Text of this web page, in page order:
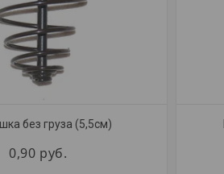
без груза (5,5см)
0,90 руб.